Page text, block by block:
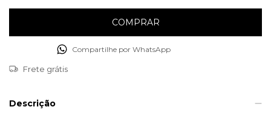
Compartilhe por WhatsApp
Frete grátis
Descrição